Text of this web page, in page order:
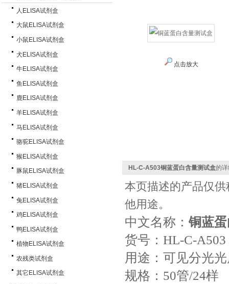
人ELISA试剂盒
大鼠ELISA试剂盒
小鼠ELISA试剂盒
犬ELISA试剂盒
牛ELISA试剂盒
鱼ELISA试剂盒
鹿ELISA试剂盒
羊ELISA试剂盒
马ELISA试剂盒
骆驼ELISA试剂盒
猴ELISA试剂盒
豚鼠ELISA试剂盒
猪ELISA试剂盒
兔ELISA试剂盒
鸡ELISA试剂盒
鸭ELISA试剂盒
植物ELISA试剂盒
农残类试剂盒
其它ELISA试剂盒
点击放大
HL-C-A503铜蓝蛋白含量测试盒的
本页描述的产品仅
他用途。
中文名称 ： 铜蓝
货号：HL-C-A503
用途：可见分光
规格：50管/24样